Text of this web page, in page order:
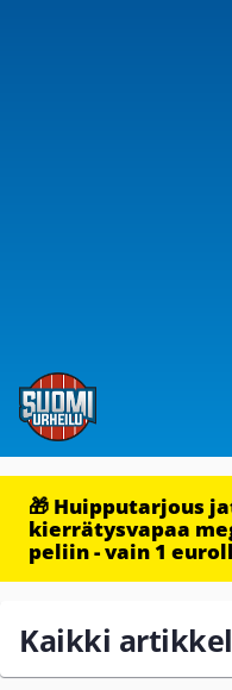
🎁 Huipputarjous
kierrätysvapaa
peliin - vain 1
Kaikki